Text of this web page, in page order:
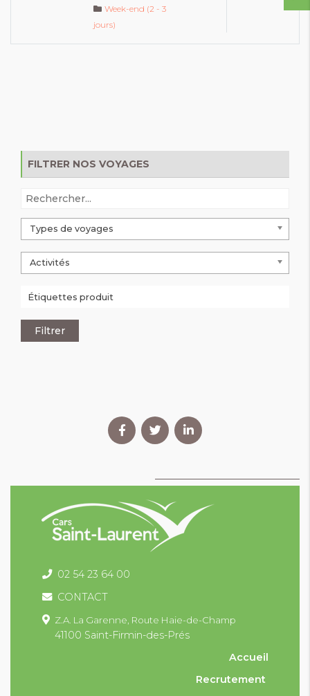
Week-end (2 - 3
jours)
FILTRER NOS VOYAGES
Types de voyages
Activités
02 54 23 64 00
CONTACT
Z.A. La Garenne, Route Haie-de-Champ
41100 Saint-Firmin-des-Prés
Accueil
Recrutement